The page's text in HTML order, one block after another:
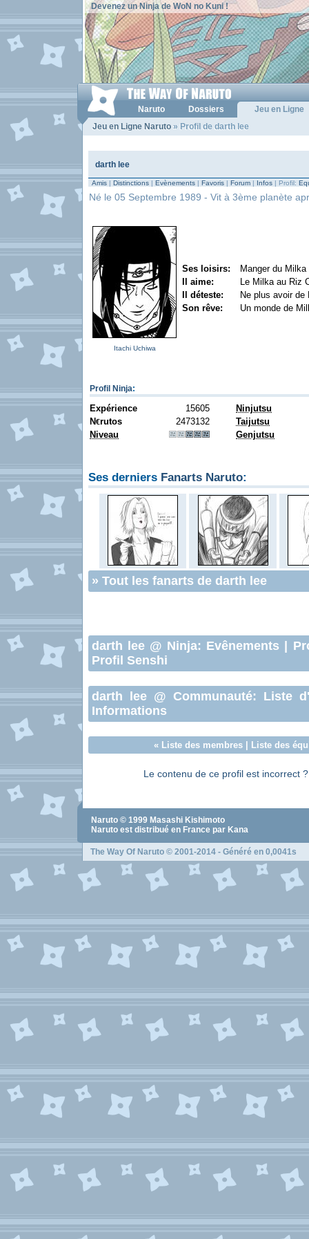
Devenez un Ninja de WoN no Kuni !
Naruto Dossiers
Jeu en Ligne
Jeu en Ligne Naruto » Profil de darth lee
darth lee
Amis | Distinctions | Evènements | Favoris | Forum | Infos | Profil:
Né le 05 Septembre 1989 - Vit à 3ème planète
Itachi Uchiwa
Ses loisirs:
Manger du
Il aime:
Le Milka au Riz
Il déteste:
Ne plus avoir
Son rêve:
Un monde de
Profil Ninja:
Expérience 15605
Ninjutsu
N€rutos 2473132
Taijutsu
Niveau
Genjutsu
Ses derniers Fanarts Naruto:
» Tout les fanarts de darth lee
darth lee @ Ninja: Evênements
Profil Senshi
darth lee @ Communauté: Liste
Informations
« Liste des membres| Liste des
Le contenu de ce profil est incorrect
Naruto © 1999 Masashi Kishimoto
Naruto est distribué en France par Kana
The Way Of Naruto © 2001-2014 - Généré en 0,0041s